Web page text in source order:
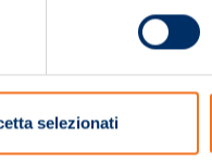
selezionati
– R.E.A. n.155974 -